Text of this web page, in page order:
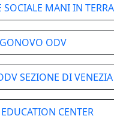
MANI IN TERRA
ODV
SEZIONE DI VENEZIA
CENTER